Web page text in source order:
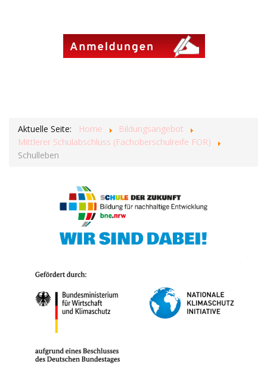
Aktuelle Seite: Home
Bildungsangebot
Mittlerer Schulabschluss (Fachoberschulreife FOR)
Schulleben